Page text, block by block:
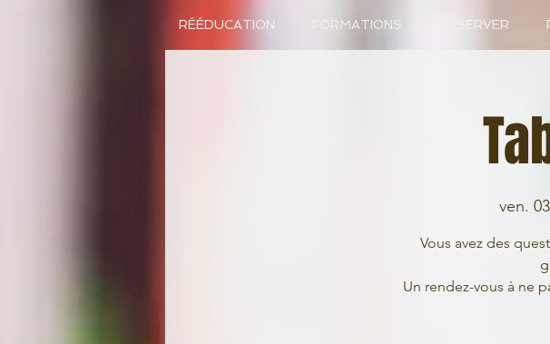
RÉÉDUCATION FORMATIONS RÉSERVER
ven.
Vous avez des
Un rendez-vous à ne